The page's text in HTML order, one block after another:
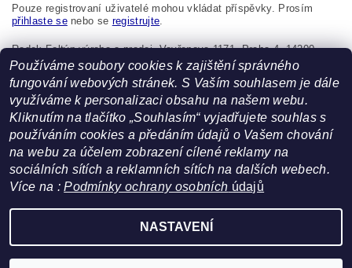
Pouze registrovaní uživatelé mohou vkládat příspěvky. Prosím
přihlaste senebo se registrujte.
Radek Foltýn výroba a prodej, Vavřenova 1171, Praha 4, 14200,
Česká republika, foltynradek@seznam.cz
Facebook | Heureka.cz
2026 ©FoltynTextil.cz, všechna práva vyhrazenaUpravit nastavení cookies
Používáme soubory cookies k zajištění správného
fungování webových stránek. S Vaším souhlasem je dále
využíváme k personalizaci obsahu na našem webu.
Kliknutím na tlačítko „Souhlasím“ vyjadřujete souhlas s
používáním cookies a předáním údajů o Vašem chování
na webu za účelem zobrazení cílené reklamy na
sociálních sítích a reklamních sítích na dalších webech.
Více na :Podmínky ochrany osobních údajů
NASTAVENÍ